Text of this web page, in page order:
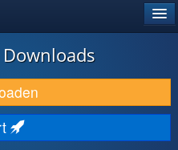
Downloads